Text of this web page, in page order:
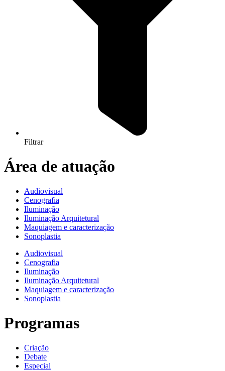
Filtrar
Área de atuação
Audiovisual
Cenografia
Iluminação
Iluminação Arquitetural
Maquiagem e caracterização
Sonoplastia
Audiovisual
Cenografia
Iluminação
Iluminação Arquitetural
Maquiagem e caracterização
Sonoplastia
Programas
Criação
Debate
Especial